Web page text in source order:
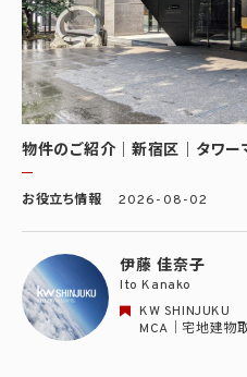
物件のご紹介｜新宿区｜タワー
お役立ち情報 2026-08-02
伊藤 佳奈子
Ito Kanako
KW SHINJUKU
MCA｜宅地建物